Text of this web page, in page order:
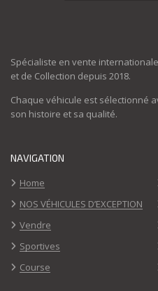
Spécialiste en vente
et de Collection depuis 2018.
Chaque véhicule est sélectionné
son histoire et sa qualité.
NAVIGATION
Home
NOS VÉHICULES D’EXCEPTION
Vendre
Sportives
Course